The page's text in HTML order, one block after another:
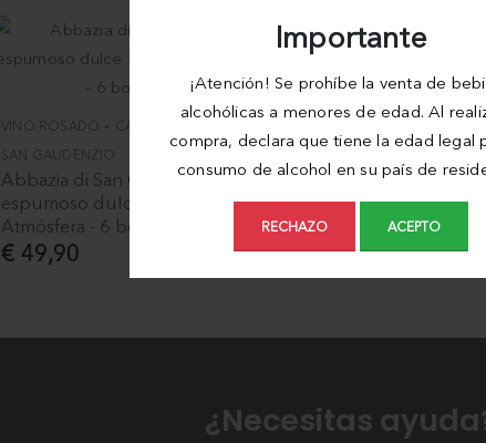
Importante
¡Atención! Se prohíbe la venta de
alcohólicas a menores de edad. Al
compra, declara que tiene la edad legal
consumo de alcohol en su país de
RECHAZO ACEPTO
VINO ROSADO - CASA VINICOLA ABBAZIA DI
SAN GAUDENZIO
Abbazia di San Gaudenzio - Vino
espumoso dulce Moscato Rosè -
Atmósfera - 6 botellas de 0,75 l
€ 49,90 24/48h
¿Necesitas